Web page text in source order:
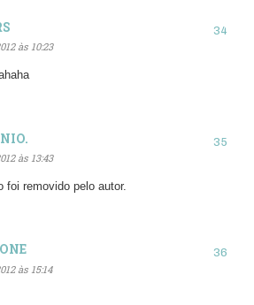
às 10:23
às 13:43
foi removido pelo autor.
às 15:14